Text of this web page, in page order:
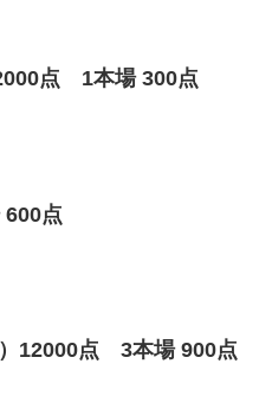
点 1本場 300点
点
12000点 3本場 900点